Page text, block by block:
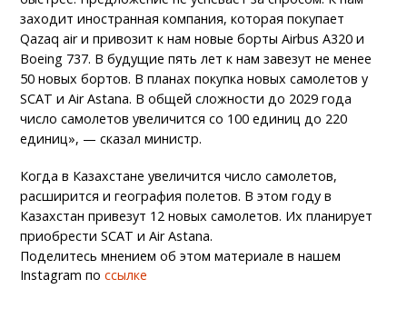
заходит иностранная компания, которая покупает
Qazaq air и привозит к нам новые борты Airbus A320 и
Boeing 737. В будущие пять лет к нам завезут не менее
50 новых бортов. В планах покупка новых самолетов у
SCAT и Air Astana. В общей сложности до 2029 года
число самолетов увеличится со 100 единиц до 220
единиц», — сказал министр.
Когда в Казахстане увеличится число самолетов,
расширится и география полетов. В этом году в
Казахстан привезут 12 новых самолетов. Их планирует
приобрести SCAT и Air Astana.
Поделитесь мнением об этом материале в нашем
Instagram поссылке